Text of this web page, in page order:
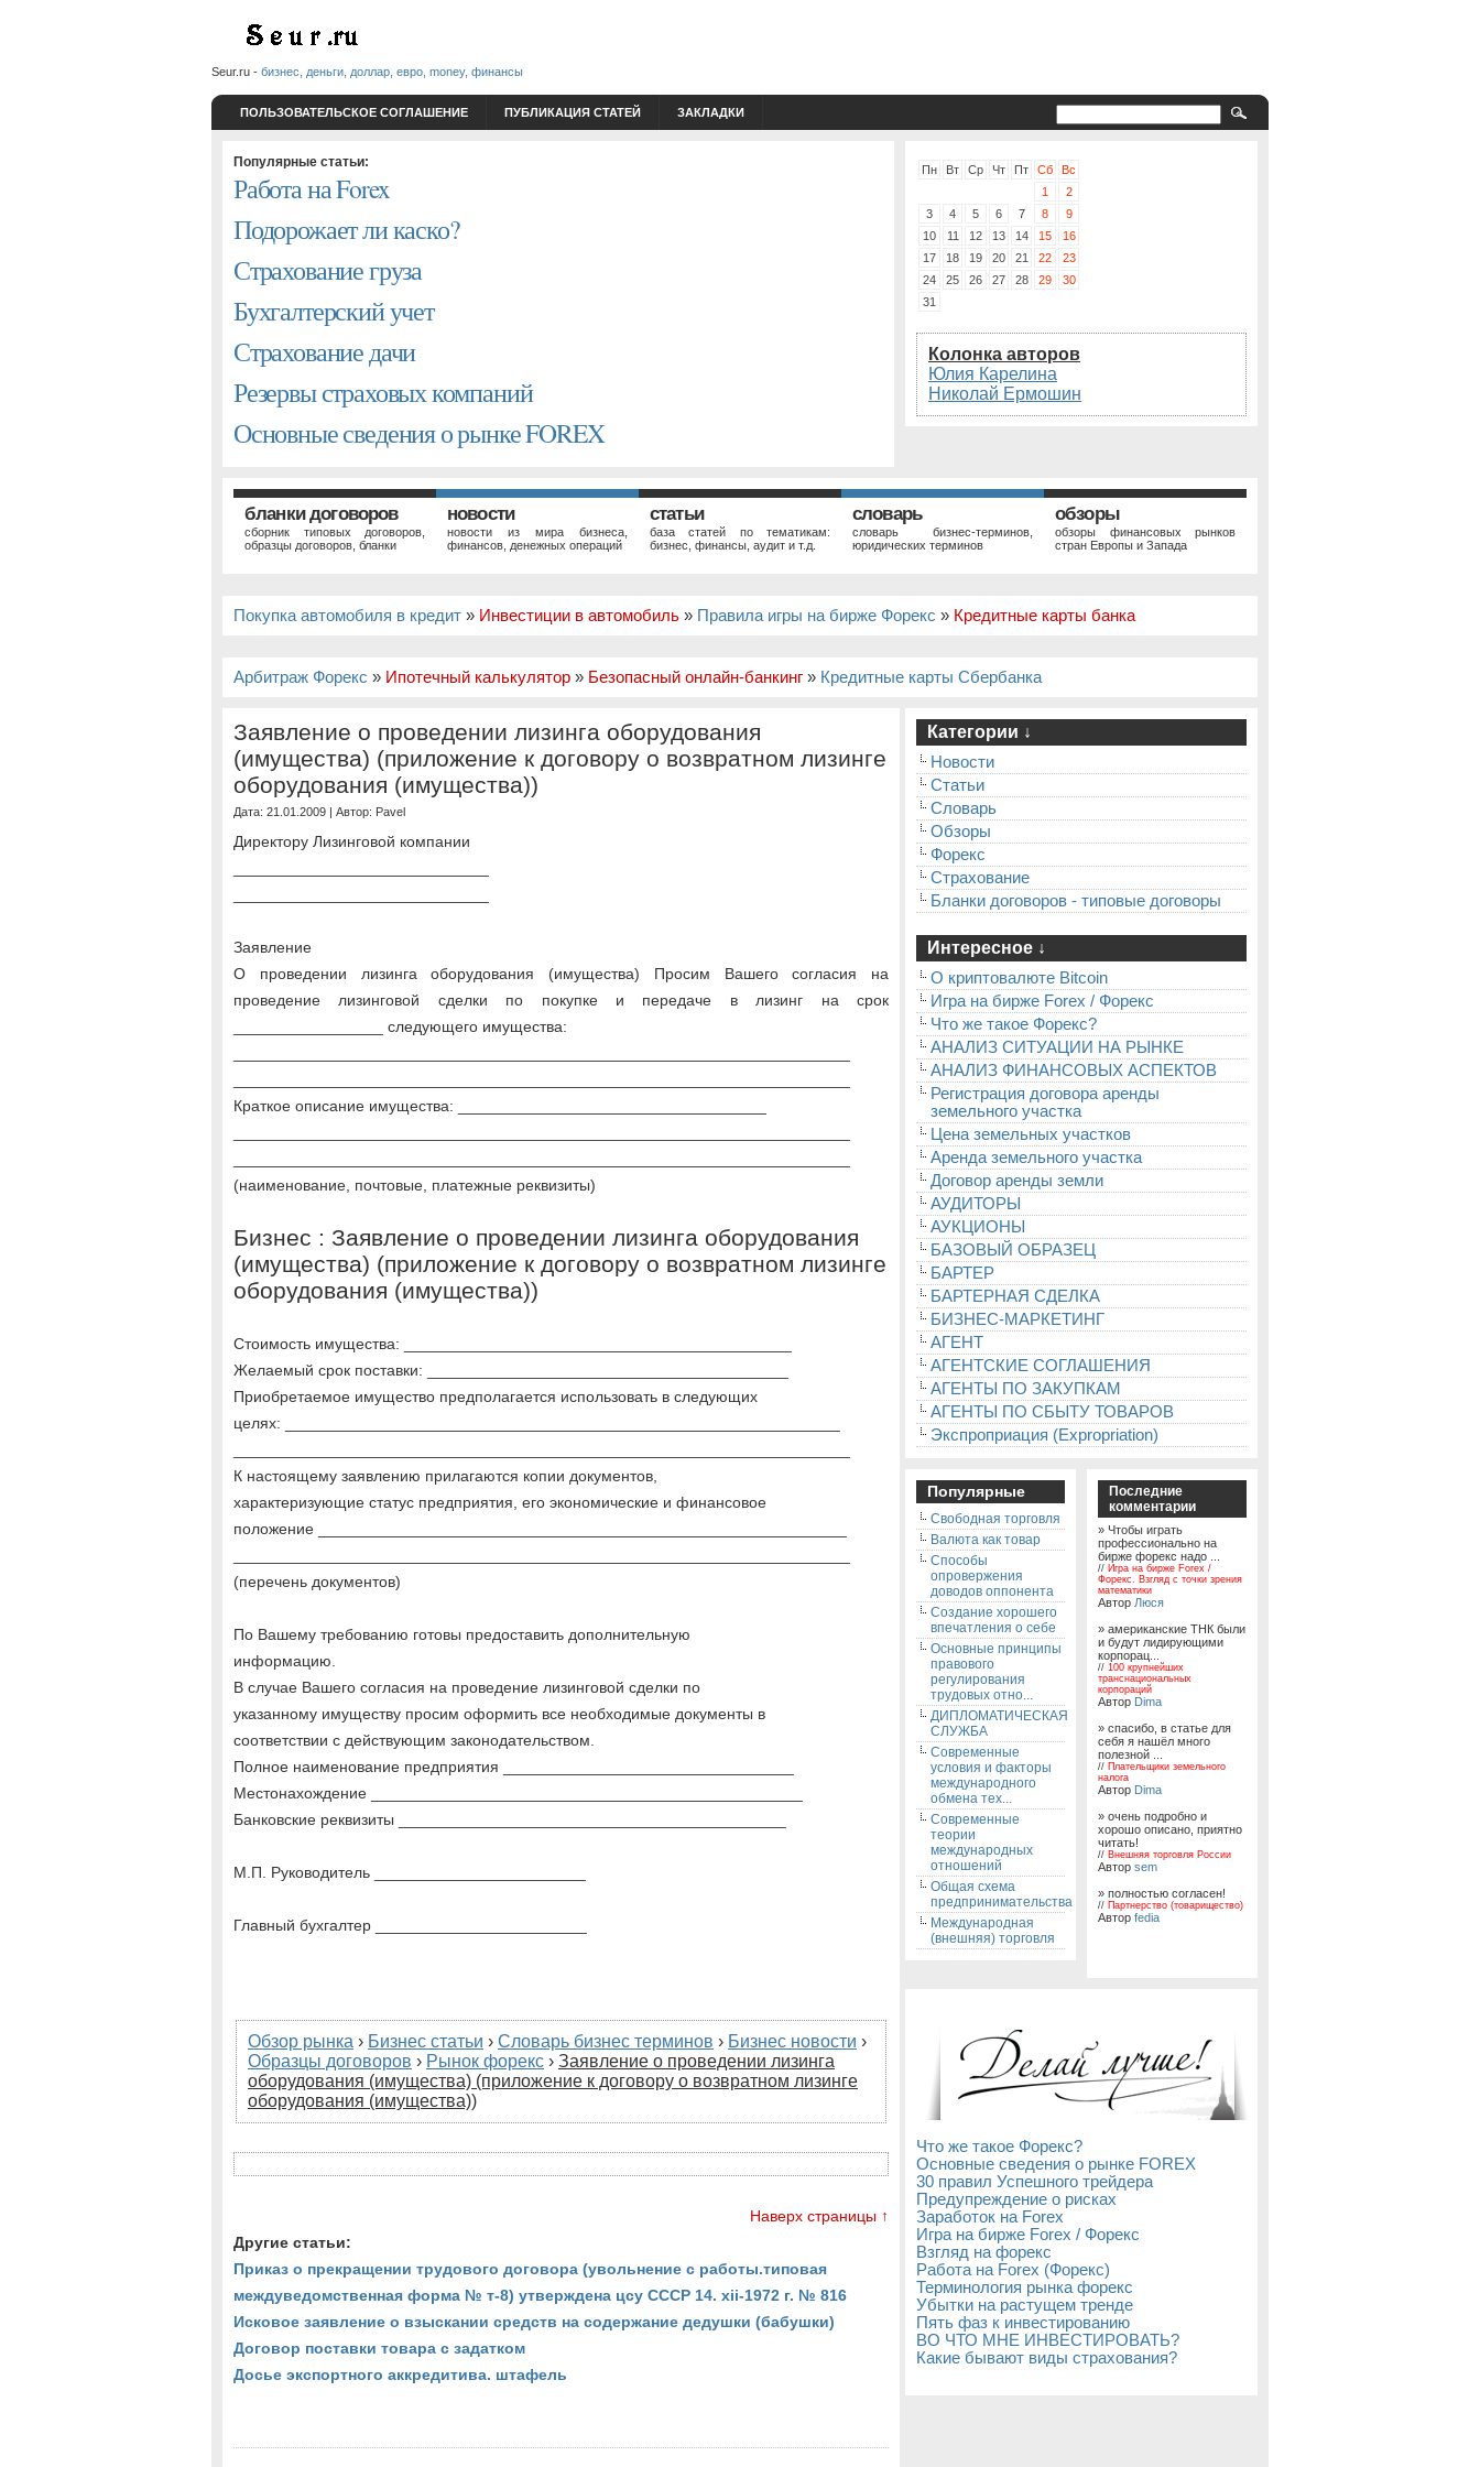
Seur.ru - бизнес, деньги, доллар, евро, money, финансы
ПОЛЬЗОВАТЕЛЬСКОЕ СОГЛАШЕНИЕ ПУБЛИКАЦИЯ СТАТЕЙ ЗАКЛАДКИ
Популярные статьи:
Работа на Forex
Подорожает ли каско?
Страхование груза
Бухгалтерский учет
Страхование дачи
Резервы страховых компаний
Основные сведения о рынке FOREX
Пн Вт Ср Чт Пт Сб
Вс
1
2
3
4 5 6 7 8
9
10
11 12 13 14 15
16
17
18 19 20 21 22
23
24
25 26 27 28 29
30
31
Колонка авторов
Юлия Карелина
Николай Ермошин
бланки договоров
сборник типовых договоров,
образцы договоров, бланки
новости
новости из мира бизнеса,
финансов, денежных операций
статьи
база статей по тематикам:
бизнес, финансы, аудит и т.д.
словарь
словарь бизнес-терминов,
юридических терминов
обзоры
обзоры финансовых рынков
стран Европы и Запада
Покупка автомобиля в кредит » Инвестиции в автомобиль » Правила игры на бирже Форекс » Кредитные карты банка
Арбитраж Форекс » Ипотечный калькулятор » Безопасный онлайн-банкинг » Кредитные карты Сбербанка
Заявление о проведении лизинга оборудования
(имущества) (приложение к договору о возвратном лизинге
оборудования (имущества))
Дата: 21.01.2009 | Автор: Pavel
Директору Лизинговой компании
Заявление
О проведении лизинга оборудования (имущества) Просим Вашего согласия на
проведение лизинговой сделки по покупке и передаче в лизинг на срок
_________________ следующего имущества:
Краткое описание имущества: ___________________________________
(наименование, почтовые, платежные реквизиты)
Бизнес : Заявление о проведении лизинга оборудования
(имущества) (приложение к договору о возвратном лизинге
оборудования (имущества))
Стоимость имущества: ____________________________________________
Желаемый срок поставки: _________________________________________
Приобретаемое имущество предполагается использовать в следующих
целях: _______________________________________________________________
К настоящему заявлению прилагаются копии документов,
характеризующие статус предприятия, его экономические и финансовое
положение ____________________________________________________________
(перечень документов)
По Вашему требованию готовы предоставить дополнительную
информацию.
В случае Вашего согласия на проведение лизинговой сделки по
указанному имуществу просим оформить все необходимые документы в
соответствии с действующим законодательством.
Полное наименование предприятия _________________________________
Местонахождение _________________________________________________
Банковские реквизиты ____________________________________________
М.П. Руководитель ________________________
Главный бухгалтер ________________________
Обзор рынка › Бизнес статьи › Словарь бизнес терминов › Бизнес новости ›
Образцы договоров › Рынок форекс › Заявление о проведении лизинга
оборудования (имущества) (приложение к договору о возвратном лизинге
оборудования (имущества))
Наверх страницы ↑
Другие статьи:
Приказ о прекращении трудового договора (увольнение с работы.типовая
междуведомственная форма № т-8) утверждена цсу СССР 14. xii-1972 г. № 816
Исковое заявление о взыскании средств на содержание дедушки (бабушки)
Договор поставки товара с задатком
Досье экспортного аккредитива. штафель
Категории ↓
Новости
Статьи
Словарь
Обзоры
Форекс
Страхование
Бланки договоров - типовые договоры
Интересное ↓
О криптовалюте Bitcoin
Игра на бирже Forex / Форекс
Что же такое Форекс?
АНАЛИЗ СИТУАЦИИ НА РЫНКЕ
АНАЛИЗ ФИНАНСОВЫХ АСПЕКТОВ
Регистрация договора аренды
земельного участка
Цена земельных участков
Аренда земельного участка
Договор аренды земли
АУДИТОРЫ
АУКЦИОНЫ
БАЗОВЫЙ ОБРАЗЕЦ
БАРТЕР
БАРТЕРНАЯ СДЕЛКА
БИЗНЕС-МАРКЕТИНГ
АГЕНТ
АГЕНТСКИЕ СОГЛАШЕНИЯ
АГЕНТЫ ПО ЗАКУПКАМ
АГЕНТЫ ПО СБЫТУ ТОВАРОВ
Экспроприация (Expropriation)
Популярные
Свободная торговля
Валюта как товар
Способы
опровержения
доводов оппонента
Создание хорошего
впечатления о себе
Основные принципы
правового
регулирования
трудовых отно...
ДИПЛОМАТИЧЕСКАЯ
СЛУЖБА
Современные
условия и факторы
международного
обмена тех...
Современные
теории
международных
отношений
Общая схема
предпринимательства
Международная
(внешняя) торговля
Последние
комментарии
» Чтобы играть
профессионально на
бирже форекс надо ...
// Игра на бирже Forex /
Форекс. Взгляд с точки зрения
математики
Автор Люся
» американские ТНК были
и будут лидирующими
корпорац...
// 100 крупнейших
транснациональных
корпораций
Автор Dima
» спасибо, в статье для
себя я нашёл много
полезной ...
// Плательщики земельного
налога
Автор Dima
» очень подробно и
хорошо описано, приятно
читать!
// Внешняя торговля России
Автор sem
» полностью согласен!
// Партнерство (товарищество)
Автор fedia
Что же такое Форекс?
Основные сведения о рынке FOREX
30 правил Успешного трейдера
Предупреждение о рисках
Заработок на Forex
Игра на бирже Forex / Форекс
Взгляд на форекс
Работа на Forex (Форекс)
Терминология рынка форекс
Убытки на растущем тренде
Пять фаз к инвестированию
ВО ЧТО МНЕ ИНВЕСТИРОВАТЬ?
Какие бывают виды страхования?